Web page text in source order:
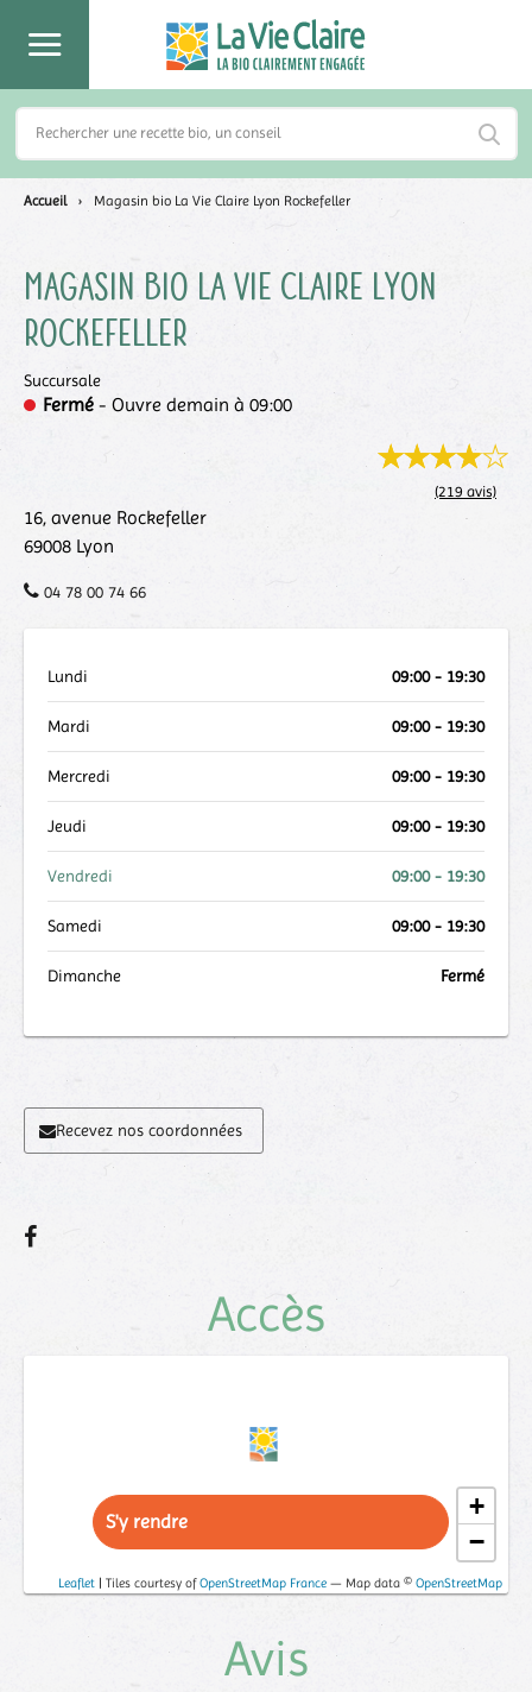
Magasin bio La Vie Claire Lyon
Rockefeller
Succursale
Fermé - Ouvre demain à 09:00
(219 avis)
16, avenue Rockefeller
69008 Lyon
04 78 00 74 66
Lundi 09:00 - 19:30
Mardi 09:00 - 19:30
Mercredi 09:00 - 19:30
Jeudi 09:00 - 19:30
Vendredi 09:00 - 19:30
Samedi 09:00 - 19:30
Dimanche Fermé
Recevez nos coordonnées
Accès
+
−
Leaflet | Tiles courtesy ofOpenStreetMap France — Map data © OpenStreetMap
S'y rendre
Avis
Accueil › Magasin bio La Vie Claire Lyon Rockefeller